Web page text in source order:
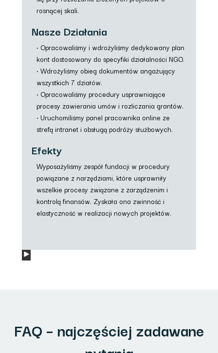
rosnącej skali.
Nasze Działania
• Opracowaliśmy i wdrożyliśmy dedykowany plan
kont dostosowany do specyfiki działalności NGO.
• Wdrożyliśmy obieg dokumentów angażujący
wszystkich 7 działów.
• Opracowaliśmy procedury usprawniające
procesy zawierania umów i rozliczania grantów.
• Uruchomiliśmy panel pracownika online ze
strefą intranet i obsługą podróży służbowych.
Efekty
Wyposażyliśmy zespół fundacji w procedury
powiązane z narzędziami, które usprawniły
wszelkie procesy związane z zarządzenim i
kontrolą finansów. Zyskała ona zwinność i
elastyczność w realizacji nowych projektów.
FAQ – najczęściej zadawane